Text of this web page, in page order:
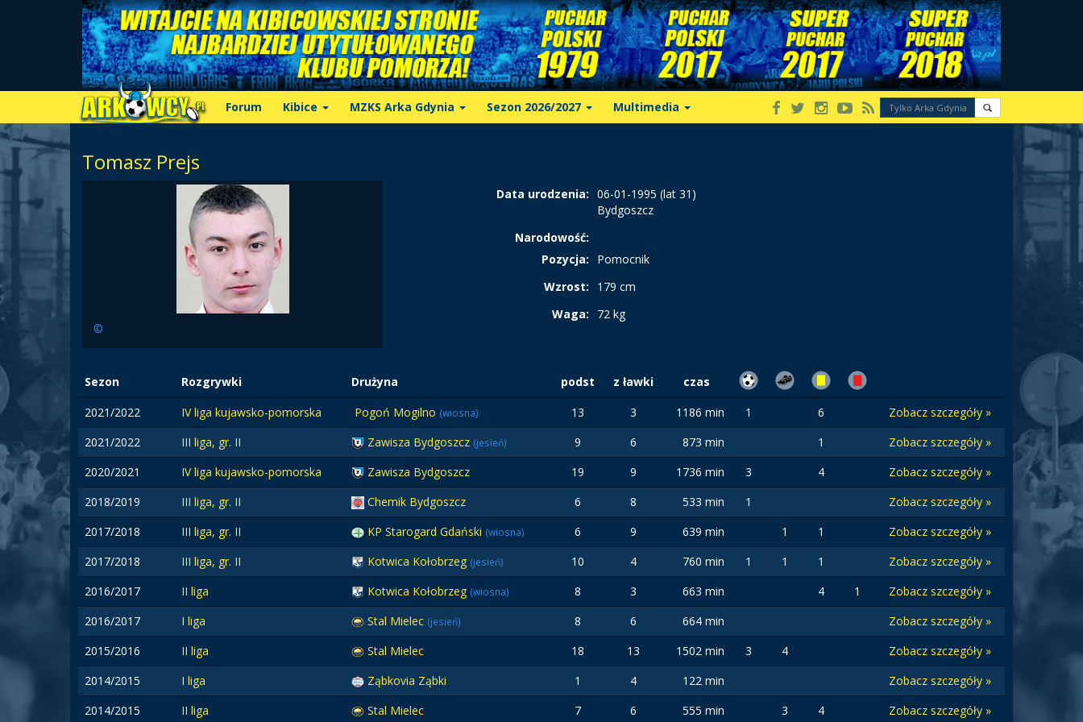
Forum Kibice MZKS Arka Gdynia Sezon 2026/2027 Multimedia
Tomasz Prejs
©
Data urodzenia: 06-01-1995 (lat 31)
Bydgoszcz
Narodowość:
Pozycja:
Pomocnik
Wzrost:
179 cm
Waga:
72 kg
Sezon Rozgrywki Drużyna podst z ławki
czas
2021/2022
IV liga kujawsko-pomorska Pogoń Mogilno (wiosna) 13 3 1186 min 1 6
Zobacz szczegóły »
2021/2022
III liga, gr. II Zawisza Bydgoszcz (jesień) 9 6 873 min 1
Zobacz szczegóły »
2020/2021
IV liga kujawsko-pomorska Zawisza Bydgoszcz 19 9 1736 min 3 4
Zobacz szczegóły »
2018/2019
III liga, gr. II Chemik Bydgoszcz 6 8 533 min 1
Zobacz szczegóły »
2017/2018
III liga, gr. II KP Starogard Gdański (wiosna) 6 9 639 min 1 1
Zobacz szczegóły »
2017/2018
III liga, gr. II Kotwica Kołobrzeg (jesień) 10 4 760 min 1 1 1
Zobacz szczegóły »
2016/2017
II liga Kotwica Kołobrzeg (wiosna) 8 3 663 min 4 1
Zobacz szczegóły »
2016/2017
I liga Stal Mielec (jesień) 8 6 664 min
Zobacz szczegóły »
2015/2016
II liga Stal Mielec 18 13 1502 min 3 4
Zobacz szczegóły »
2014/2015
I liga Ząbkovia Ząbki 1 4 122 min
Zobacz szczegóły »
2014/2015
II liga Stal Mielec 7 6 555 min 3 4 Zobacz szczegóły »